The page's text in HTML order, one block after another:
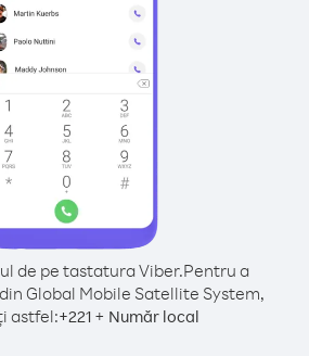
de pe tastatura Viber.Pentru a
Global Mobile Satellite System,
astfel:+221 + Număr local